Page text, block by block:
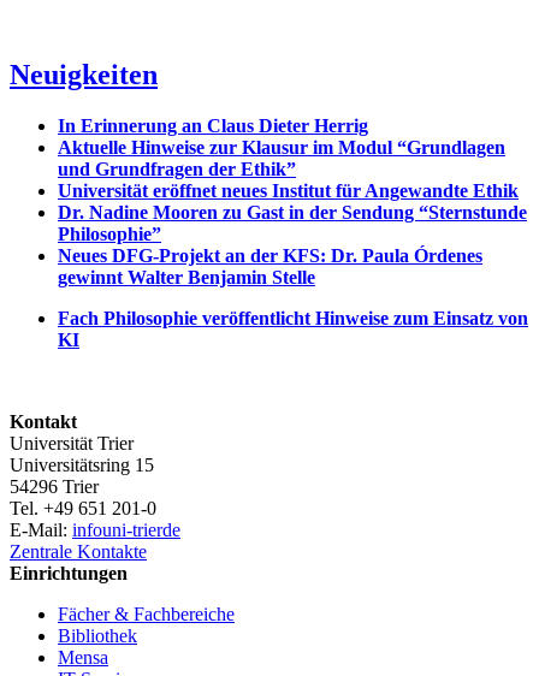
Neuigkeiten
In Erinnerung an Claus Dieter Herrig
Aktuelle Hinweise zur Klausur im Modul “Grundlagen
und Grundfragen der Ethik”
Universität eröffnet neues Institut für Angewandte Ethik
Dr. Nadine Mooren zu Gast in der Sendung “Sternstunde
Philosophie”
Neues DFG-Projekt an der KFS: Dr. Paula Órdenes
gewinnt Walter Benjamin Stelle
Fach Philosophie veröffentlicht Hinweise zum Einsatz von
KI
Kontakt
Universität Trier
Universitätsring 15
54296 Trier
Tel. +49 651 201-0
E-Mail: infouni-trierde
Zentrale Kontakte
Einrichtungen
Fächer & Fachbereiche
Bibliothek
Mensa